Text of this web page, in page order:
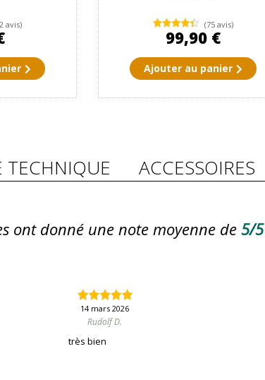
avis) (75 avis)
99,90 €
Ajouter au panier
TECHNIQUE ACCESSOIRES
ont donné une note moyenne de 5/5
14 mars 2026
Rudolf D.
très bien